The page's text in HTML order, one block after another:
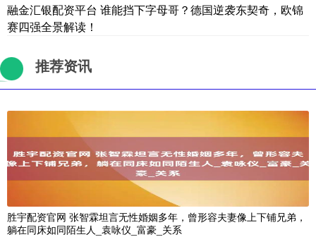
融金汇银配资平台 谁能挡下字母哥？德国逆袭东契奇，欧锦
赛四强全景解读！
推荐资讯
胜宇配资官网 张智霖坦言无性婚姻多年，曾形容夫妻像上下铺兄弟，
躺在同床如同陌生人_袁咏仪_富豪_关系